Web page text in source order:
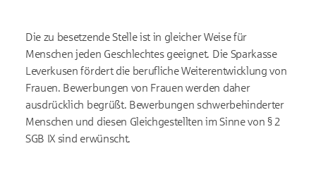
Die zu besetzende Stelle ist in gleicher Weise für
Menschen jeden Geschlechtes geeignet. Die Sparkasse
Leverkusen fördert die berufliche Weiterentwicklung von
Frauen. Bewerbungen von Frauen werden daher
ausdrücklich begrüßt. Bewerbungen schwerbehinderter
Menschen und diesen Gleichgestellten im Sinne von § 2
SGB IX sind erwünscht.